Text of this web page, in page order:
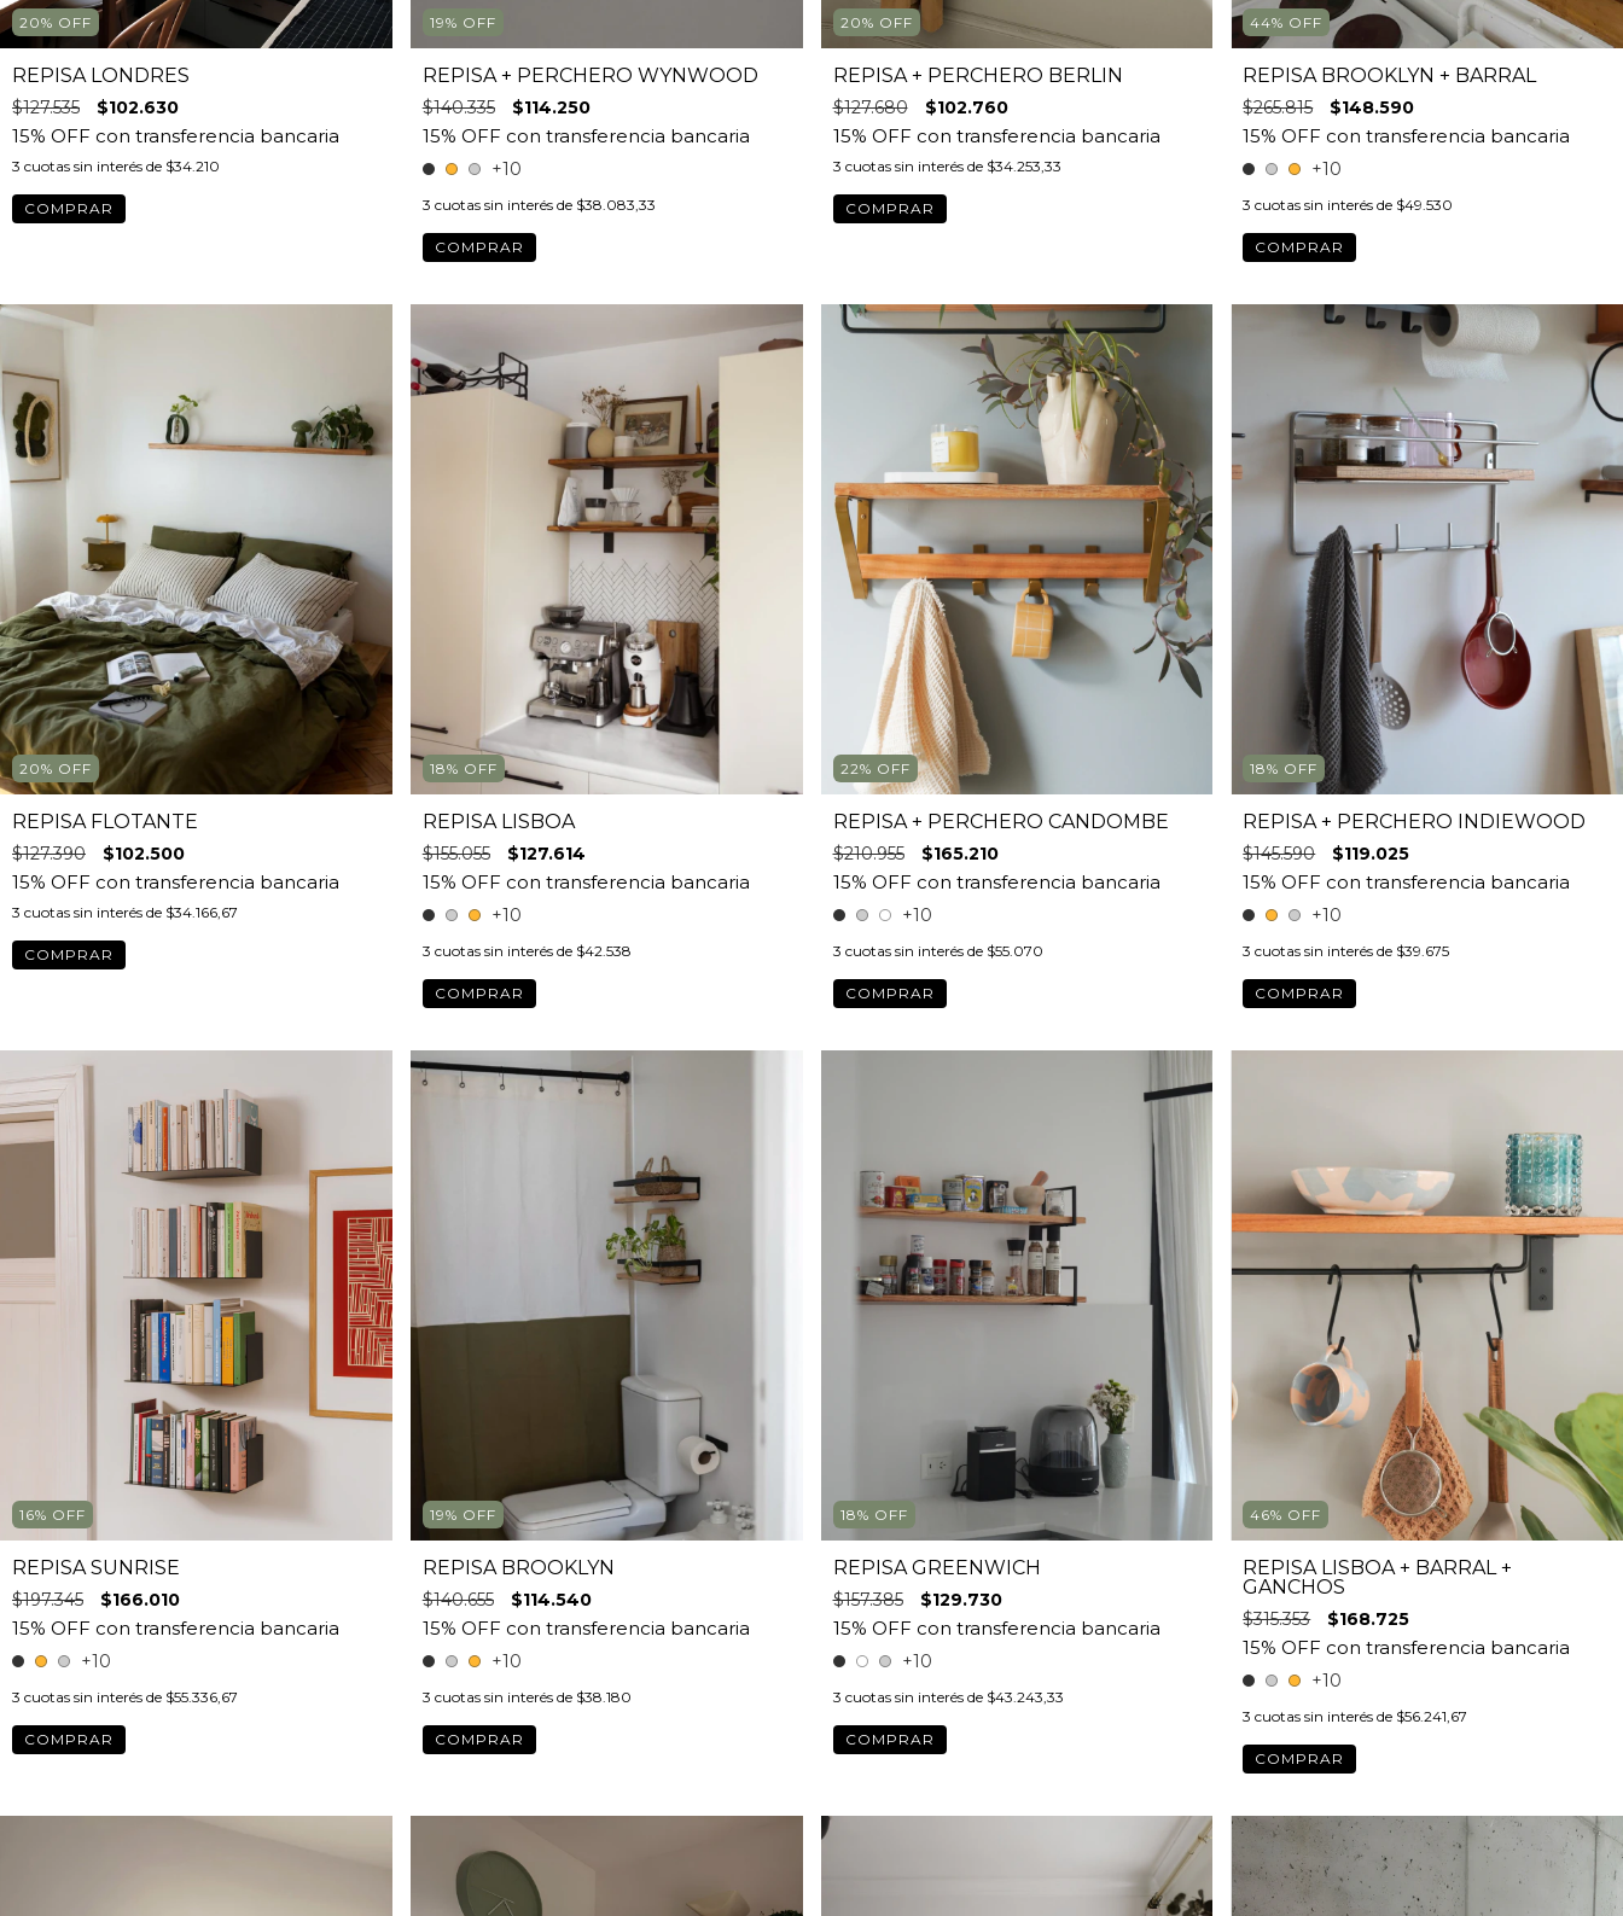
20% OFF
REPISA LONDRES
$127.535 $102.630
3 cuotas sin interés de $34.210
COMPRAR
19% OFF
REPISA + PERCHERO WYNWOOD
$140.335 $114.250
+10
3 cuotas sin interés de $38.083,33
COMPRAR
20% OFF
REPISA + PERCHERO BERLIN
$127.680 $102.760
3 cuotas sin interés de $34.253,33
COMPRAR
44% OFF
REPISA BROOKLYN + BARRAL
$265.815 $148.590
+10
3 cuotas sin interés de $49.530
COMPRAR
20% OFF
REPISA FLOTANTE
$127.390 $102.500
3 cuotas sin interés de $34.166,67
COMPRAR
18% OFF
REPISA LISBOA
$155.055 $127.614
+10
3 cuotas sin interés de $42.538
COMPRAR
22% OFF
REPISA + PERCHERO CANDOMBE
$210.955 $165.210
+10
3 cuotas sin interés de $55.070
COMPRAR
18% OFF
REPISA + PERCHERO INDIEWOOD
$145.590 $119.025
+10
3 cuotas sin interés de $39.675
COMPRAR
16% OFF
REPISA SUNRISE
$197.345 $166.010
+10
3 cuotas sin interés de $55.336,67
COMPRAR
19% OFF
REPISA BROOKLYN
$140.655 $114.540
+10
3 cuotas sin interés de $38.180
COMPRAR
18% OFF
REPISA GREENWICH
$157.385 $129.730
+10
3 cuotas sin interés de $43.243,33
COMPRAR
46% OFF
REPISA LISBOA + BARRAL +
GANCHOS
$315.353 $168.725
+10
3 cuotas sin interés de $56.241,67
COMPRAR